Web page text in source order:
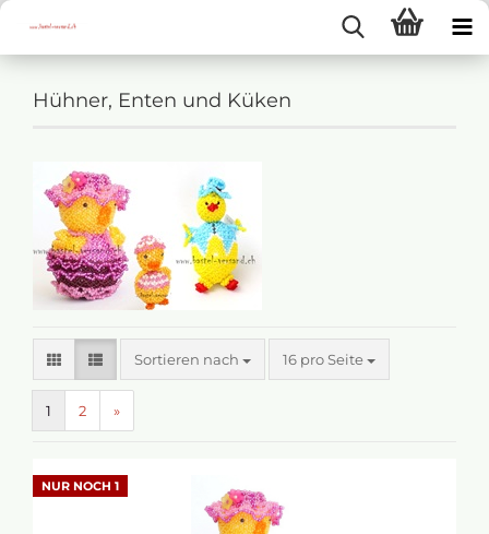
Hühner, Enten und Küken
Sortieren nach 16 pro Seite
1 2 »
NUR NOCH 1